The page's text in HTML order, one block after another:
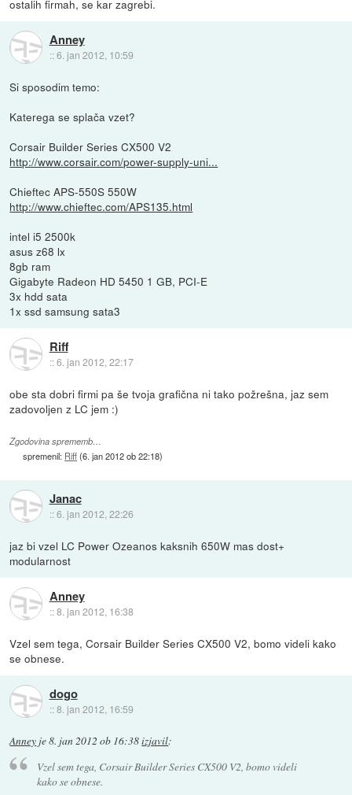
ostalih firmah, se kar zagrebi.
Anney
::6. jan 2012, 10:59
Si sposodim temo:
Katerega se splača vzet?
Corsair Builder Series CX500 V2
http://www.corsair.com/power-supply-uni...
Chieftec APS-550S 550W
http://www.chieftec.com/APS135.html
intel i5 2500k
asus z68 lx
8gb ram
Gigabyte Radeon HD 5450 1 GB, PCI-E
3x hdd sata
1x ssd samsung sata3
Riff
::6. jan 2012, 22:17
obe sta dobri firmi pa še tvoja grafična ni tako požrešna, jaz sem
zadovoljen z LC jem :)
Zgodovina sprememb…
spremenil: Riff(6. jan 2012 ob 22:18)
Janac
::6. jan 2012, 22:26
jaz bi vzel LC Power Ozeanos kaksnih 650W mas dost+
modularnost
Anney
::8. jan 2012, 16:38
Vzel sem tega, Corsair Builder Series CX500 V2, bomo videli kako
se obnese.
dogo
::8. jan 2012, 16:59
Anney je8. jan 2012 ob 16:38izjavil:
Vzel sem tega, Corsair Builder Series CX500 V2, bomo videli
kako se obnese.